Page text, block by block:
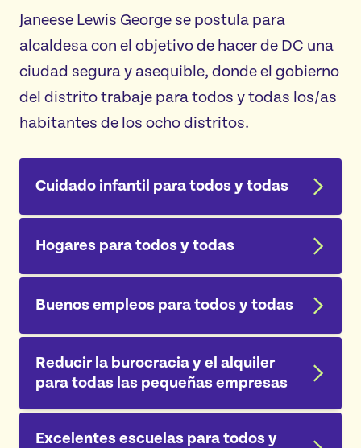
Janeese Lewis George se postula para
alcaldesa con el objetivo de hacer de DC una
ciudad segura y asequible, donde el gobierno
del distrito trabaje para todos y todas los/as
habitantes de los ocho distritos.
Cuidado infantil para todos y todas
Hogares para todos y todas
Buenos empleos para todos y todas
Reducir la burocracia y el alquiler
para todas las pequeñas empresas
Excelentes escuelas para todos y